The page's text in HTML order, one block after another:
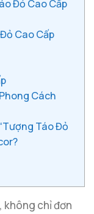
Đỏ Cao Cấp
Cao Cấp
Cách
Táo Đỏ
không chỉ đơn